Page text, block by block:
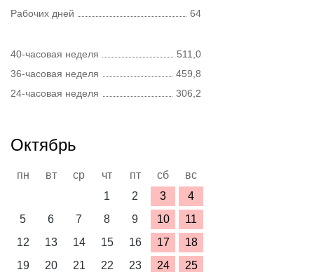
Рабочих дней
64
40-часовая неделя
511,0
36-часовая неделя
459,8
24-часовая неделя
306,2
Октябрь
пн вт ср чт пт сб
вс
1
2 3
4
5
6 7 8 9 10
11
12
13 14 15 16 17
18
19
20 21 22 23 24
25